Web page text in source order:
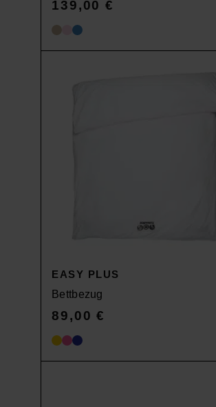
139,00€
EASY PLUS
Bettbezug
89,00€